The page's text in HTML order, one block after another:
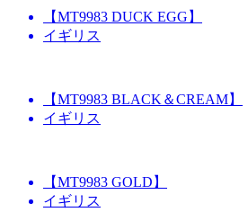
【MT9983 DUCK EGG】
イギリス
【MT9983 BLACK＆CREAM】
イギリス
【MT9983 GOLD】
イギリス